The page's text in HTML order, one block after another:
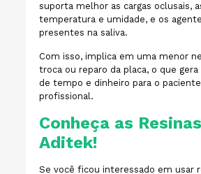
suporta melhor as cargas oclusais,
temperatura e umidade, e os
presentes na saliva.
Com isso, implica em uma menor
troca ou reparo da placa, o que
de tempo e dinheiro para o
profissional.
Conheça as
Aditek!
Se você ficou interessado em usar